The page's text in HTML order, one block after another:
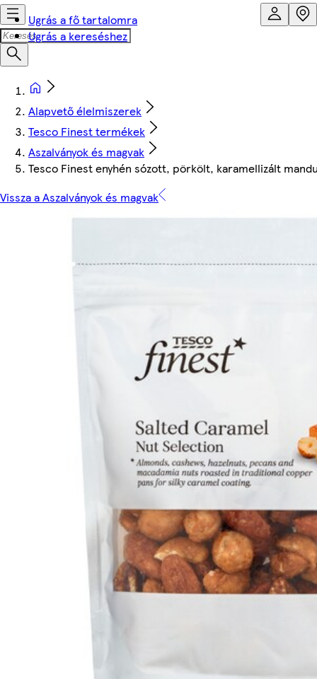
Ugrás a fő tartalomra
Ugrás a kereséshez
Alapvető élelmiszerek
Tesco Finest termékek
Aszalványok és magvak
Tesco Finest enyhén sózott, pörkölt, karamellizált
Vissza a Aszalványok és magvak